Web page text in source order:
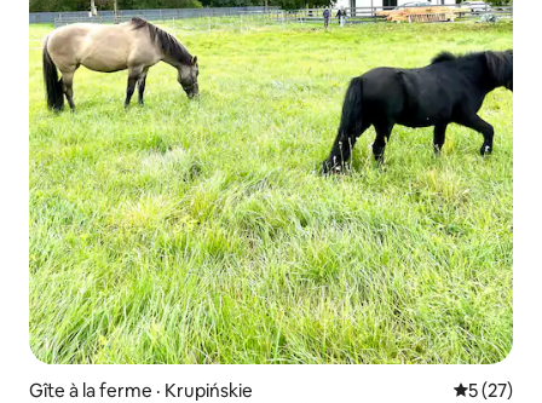
Gîte à la ferme · Krupińskie Note
5 (27)